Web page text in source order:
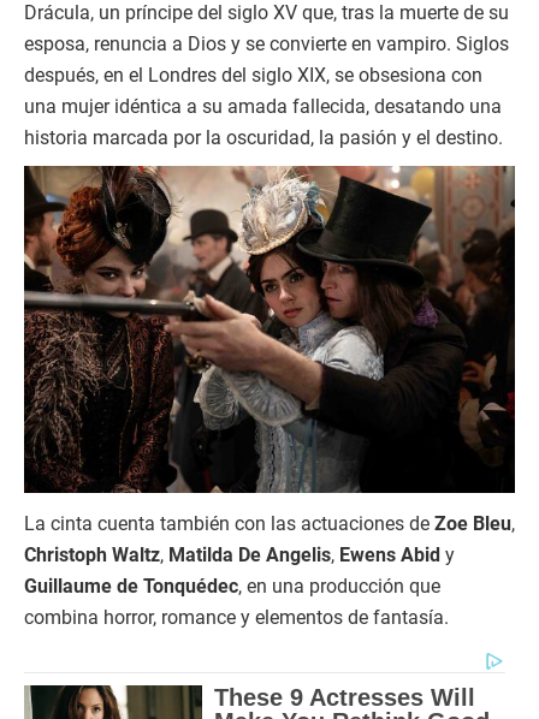
Drácula, un príncipe del siglo XV que, tras la muerte de su
esposa, renuncia a Dios y se convierte en vampiro. Siglos
después, en el Londres del siglo XIX, se obsesiona con
una mujer idéntica a su amada fallecida, desatando una
historia marcada por la oscuridad, la pasión y el destino.
La cinta cuenta también con las actuaciones de Zoe Bleu,
Christoph Waltz, Matilda De Angelis, Ewens Abid y
Guillaume de Tonquédec, en una producción que
combina horror, romance y elementos de fantasía.